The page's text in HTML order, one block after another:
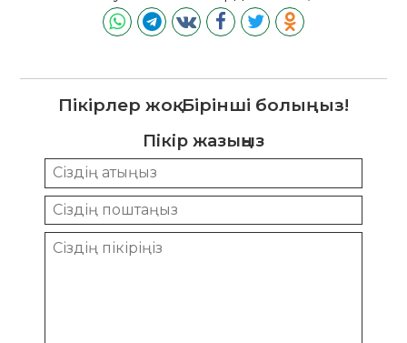
Пікірлер жоқ. Бірінші болыңыз!
Пікір жазыңыз